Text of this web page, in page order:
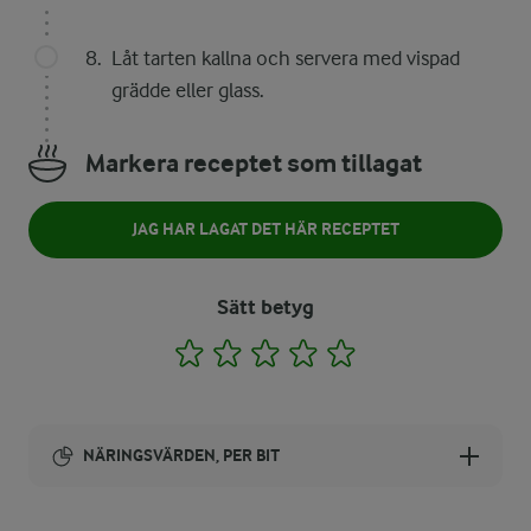
Låt tarten kallna och servera med vispad
grädde eller glass.
Markera receptet som tillagat
JAG HAR LAGAT DET HÄR RECEPTET
Sätt betyg
1 2 3 4
NÄRINGSVÄRDEN, PER BIT